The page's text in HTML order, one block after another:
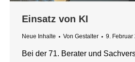
Einsatz von KI
Neue Inhalte Von Gestalter 9. Februar
Bei der 71. Berater und